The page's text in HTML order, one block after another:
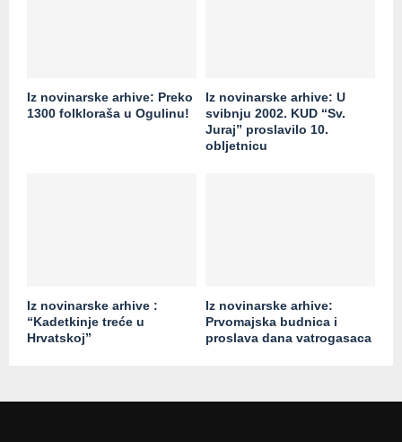
Iz novinarske arhive: Preko
1300 folkloraša u Ogulinu!
Iz novinarske arhive: U
svibnju 2002. KUD “Sv.
Juraj” proslavilo 10.
obljetnicu
Iz novinarske arhive :
“Kadetkinje treće u
Hrvatskoj”
Iz novinarske arhive:
Prvomajska budnica i
proslava dana vatrogasaca